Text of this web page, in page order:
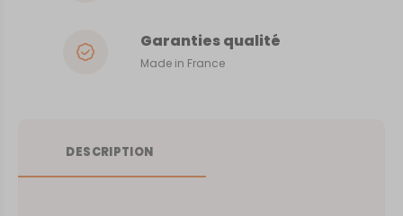
Garanties qualité
Made in France
DESCRIPTION